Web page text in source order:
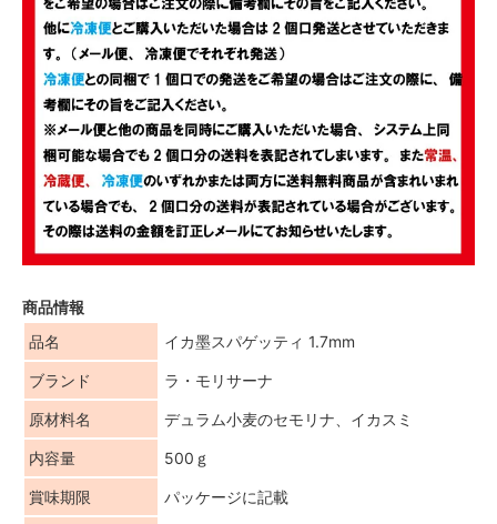
商品情報
品名
イカ墨スパゲッティ 1.7mm
ブランド ラ・モリサーナ
原材料名 デュラム小麦のセモリナ、イカスミ
内容量 500ｇ
賞味期限 パッケージに記載